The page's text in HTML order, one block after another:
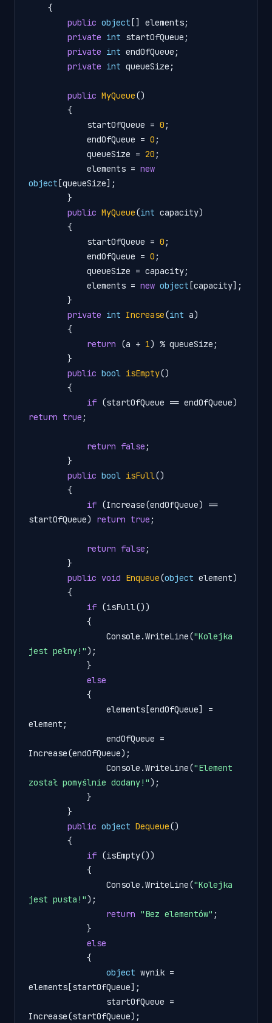
public object [] elements;
private int startOfQueue;
private int endOfQueue;
private int queueSize;
public MyQueue()
            startOfQueue =
0 ;
            endOfQueue =
0 ;
            queueSize =
20 ;
            elements =
new
object [queueSize];
public MyQueue(int capacity)
            startOfQueue =
0 ;
            endOfQueue =
0 ;
            elements =
new object [capacity];
private int Increase(int a)
return (a + 1) % queueSize;
public bool isEmpty()
if
return true ;
return false ;
public bool isFull()
if (Increase(endOfQueue) ==
startOfQueue) return true ;
return false ;
public void Enqueue(object element)
if (isFull())
                Console.WriteLine(
"Kolejka
jest pełny!");
else
element;
Increase(endOfQueue);
                Console.WriteLine(
"Element
został pomyślnie dodany!");
public object Dequeue()
if (isEmpty())
                Console.WriteLine(
"Kolejka
jest pusta!");
return "Bez elementów" ;
else
object wynik =
elements[startOfQueue];
Increase(startOfQueue);